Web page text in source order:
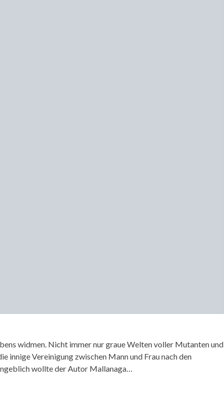
widmen. Nicht immer nur graue Welten voller Mutanten und
innige Vereinigung zwischen Mann und Frau nach den
wollte der Autor Mallanaga…